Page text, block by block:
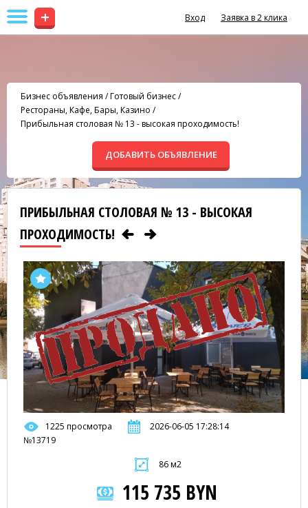
+ Вход Заявка в 2 клика
Бизнес объявления /Готовый бизнес/
Рестораны, Кафе, Бары, Казино /
Прибыльная столовая № 13 - высокая проходимость!
ДОБАВИТЬ ОБЪЯВЛЕНИЕ
ПРИБЫЛЬНАЯ СТОЛОВАЯ № 13 - ВЫСОКАЯ
ПРОХОДИМОСТЬ!
1225 просмотра
2026-06-05 17:28:14
№13719
86 м2
115 735 BYN